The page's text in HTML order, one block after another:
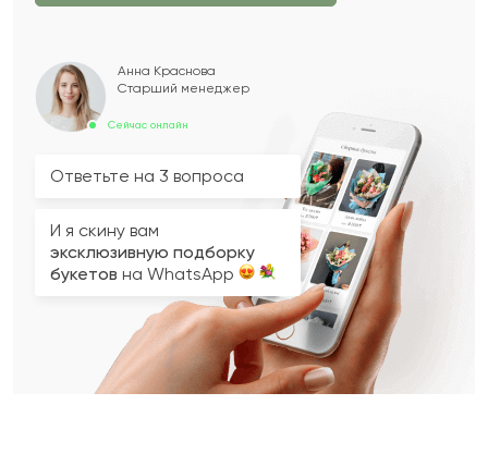
Сейчас онлайн
Анна Краснова
Старший менеджер
Ответьте на 3 вопроса
И я скину вам
эксклюзивную подборку
букетов на WhatsApp